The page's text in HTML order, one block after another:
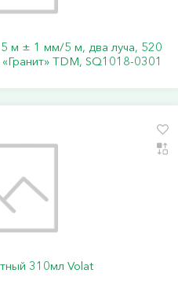
м ± 1 мм/5 м, два луча, 520
TDM, SQ1018-0301
310мл Volat